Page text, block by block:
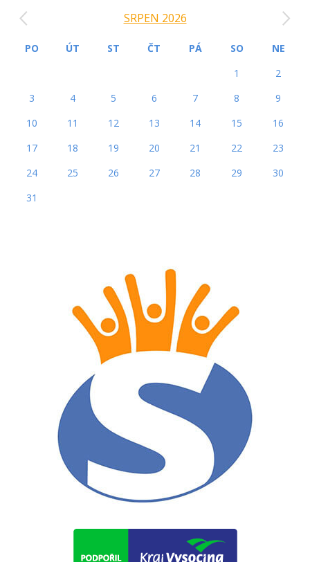
SRPEN 2026
PO ÚT ST ČT PÁ SO
NE
1
2
3
4 5 6 7 8
9
10
11 12 13 14 15
16
17
18 19 20 21 22
23
24
25 26 27 28 29
30
31